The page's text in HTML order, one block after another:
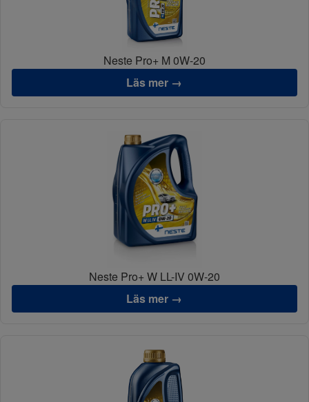
Neste Pro+ M 0W-20
Läs mer →
Neste Pro+ W LL-IV 0W-20
Läs mer →